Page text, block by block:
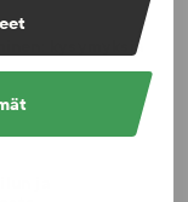
kysymyksiä
ja